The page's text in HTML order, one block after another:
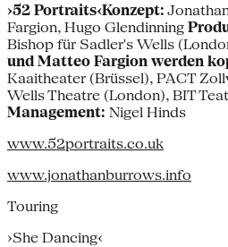
›52 Portraits‹Konzept:
Fargion, Hugo Glendinning
Bishop für Sadler's Wells
und Matteo Fargion werden
Kaaitheater (Brüssel), PACT
Wells Theatre (London), BIT
Management: Nigel Hinds
www.52portraits.co.uk
www.jonathanburrows.info
Touring
›She Dancing‹